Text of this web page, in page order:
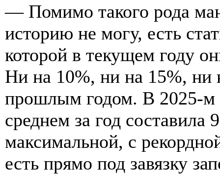
— Помимо такого рода
историю не могу, есть
которой в текущем году
Ни на 10%, ни на 15%, ни
прошлым годом. В 2025-м
среднем за год
максимальной, с
есть прямо под завязку